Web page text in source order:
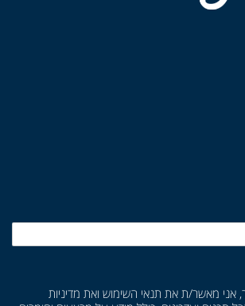
אני מאשר/ת את תנאי השימוש ואת מדיניות